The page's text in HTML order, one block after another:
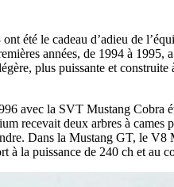
été le cadeau d’adieu de
années, de 1994 à
plus puissante et
avec la SVT Mustang Cobra
recevait deux arbres à
Dans la Mustang GT, le
à la puissance de 240 ch et au